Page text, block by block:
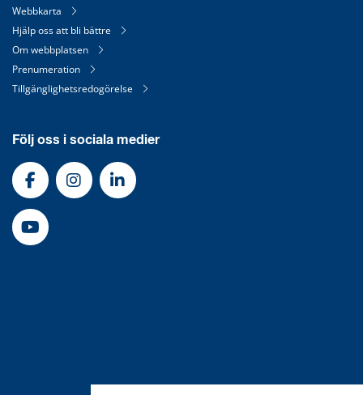
Webbkarta
Hjälp oss att bli bättre
Om webbplatsen
Prenumeration
Tillgänglighetsredogörelse
Följ oss i sociala medier